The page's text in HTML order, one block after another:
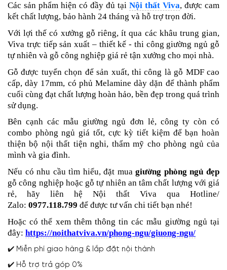
Các sản phẩm hiện có đầy đủ tại Nội thất Viva, được cam
kết chất lượng, bảo hành 24 tháng và hỗ trợ trọn đời.
Với lợi thế có xưởng gỗ riêng, ít qua các khâu trung gian,
Viva trực tiếp sản xuất – thiết kế - thi công giường ngủ gỗ
tự nhiên và gỗ công nghiệp giá rẻ tận xưởng cho mọi nhà.
Gỗ được tuyển chọn để sản xuất, thi công là gỗ MDF cao
cấp, dày 17mm, có phủ Melamine dày dặn để thành phẩm
cuối cùng đạt chất lượng hoàn hảo, bền đẹp trong quá trình
sử dụng.
Bên cạnh các mẫu giường ngủ đơn lẻ, công ty còn có
combo phòng ngủ giá tốt, cực kỳ tiết kiệm để bạn hoàn
thiện bộ nội thất tiện nghi, thẩm mỹ cho phòng ngủ của
mình và gia đình.
Nếu có nhu cầu tìm hiểu, đặt muagiường phòng ngủ đẹp
gỗ công nghiệp hoặc gỗ tự nhiên an tâm chất lượng với giá
rẻ, hãy liên hệ Nội thất Viva qua Hotline/
Zalo: 0977.118.799 để được tư vấn chi tiết bạn nhé!
Hoặc có thể xem thêm thông tin các mẫu giường ngủ tại
đây: https://noithatviva.vn/phong-ngu/giuong-ngu/
✔️ Miễn phí giao hàng & lắp đặt nội thành
✔️ Hỗ trợ trả góp 0%